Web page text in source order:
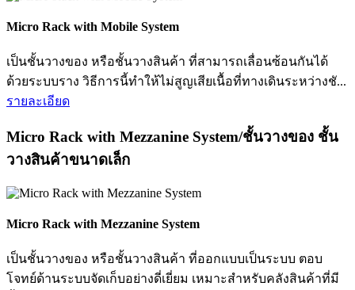
Micro Rack with Mobile System
เป็นชั้นวางของ หรือชั้นวางสินค้า ที่สามารถเลื่อนซ้อนกันได้
ด้วยระบบราง วิธีการนี้ทำให้ไม่สูญเสียเนื้อที่ทางเดินระหว่างชั...
รายละเอียด
Micro Rack with Mezzanine System/ชั้นวางของ ชั้น
วางสินค้าขนาดเล็ก
Micro Rack with Mezzanine System
เป็นชั้นวางของ หรือชั้นวางสินค้า ที่ออกแบบเป็นระบบ ตอบ
โจทย์ด้านระบบจัดเก็บอย่างดี่เยี่ยม เหมาะสำหรับคลังสินค้าที่มี